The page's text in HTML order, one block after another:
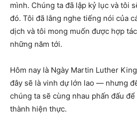
mình. Chúng ta đã lập kỷ lục và tôi
đó. Tôi đã lắng nghe tiếng nói của
dịch và tôi mong muốn được hợp
những năm tới.
Hôm nay là Ngày Martin Luther
đây sẽ là vinh dự lớn lao — nhưng
chúng ta sẽ cùng nhau phấn đấu
thành hiện thực.